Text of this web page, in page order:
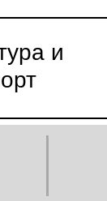
и